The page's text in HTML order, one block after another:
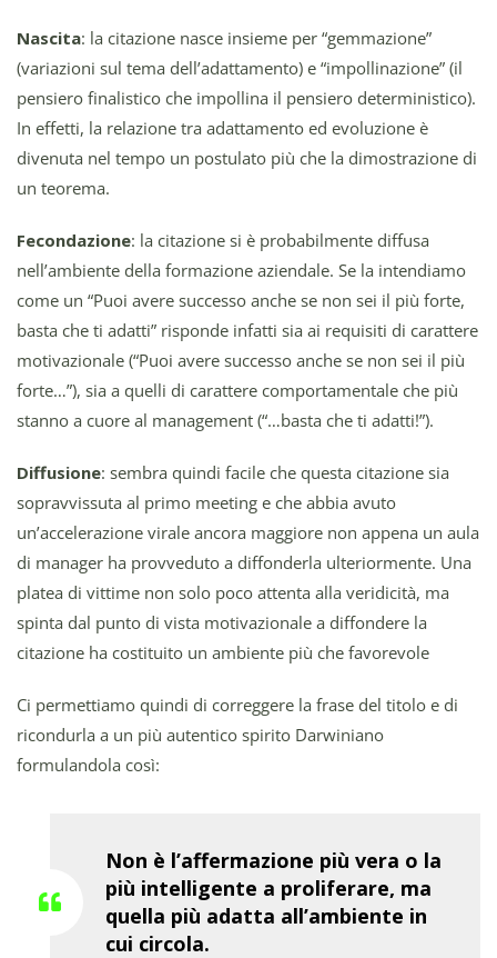
Nascita: la citazione nasce insieme per “gemmazione”
(variazioni sul tema dell’adattamento) e “impollinazione” (il
pensiero finalistico che impollina il pensiero deterministico).
In effetti, la relazione tra adattamento ed evoluzione è
divenuta nel tempo un postulato più che la dimostrazione di
un teorema.
Fecondazione: la citazione si è probabilmente diffusa
nell’ambiente della formazione aziendale. Se la intendiamo
come un “Puoi avere successo anche se non sei il più forte,
basta che ti adatti” risponde infatti sia ai requisiti di carattere
motivazionale (“Puoi avere successo anche se non sei il più
forte…”), sia a quelli di carattere comportamentale che più
stanno a cuore al management (“…basta che ti adatti!”).
Diffusione: sembra quindi facile che questa citazione sia
sopravvissuta al primo meeting e che abbia avuto
un’accelerazione virale ancora maggiore non appena un aula
di manager ha provveduto a diffonderla ulteriormente. Una
platea di vittime non solo poco attenta alla veridicità, ma
spinta dal punto di vista motivazionale a diffondere la
citazione ha costituito un ambiente più che favorevole
Ci permettiamo quindi di correggere la frase del titolo e di
ricondurla a un più autentico spirito Darwiniano
formulandola così:
Non è l’affermazione più vera o la
più intelligente a proliferare, ma
quella più adatta all’ambiente in
cui circola.